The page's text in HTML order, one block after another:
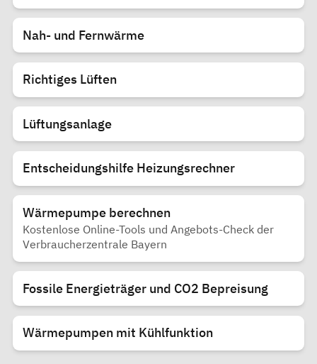
Nah- und Fernwärme
Richtiges Lüften
Lüftungsanlage
Entscheidungshilfe Heizungsrechner
Wärmepumpe berechnen
Kostenlose Online-Tools und Angebots-Check der
Verbraucherzentrale Bayern
Fossile Energieträger und CO2 Bepreisung
Wärmepumpen mit Kühlfunktion